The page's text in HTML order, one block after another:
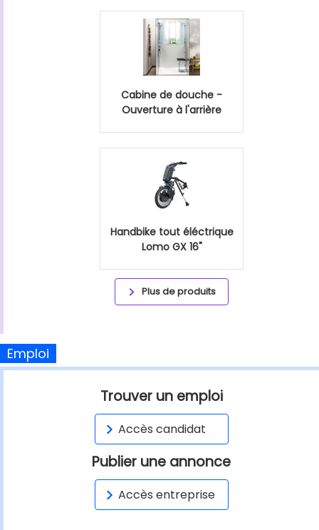
Cabine de douche -
Ouverture à l'arrière
Handbike tout éléctrique
Lomo GX 16"
Plus de produits
Emploi
Trouver un emploi
Accès candidat
Publier une annonce
Accès entreprise